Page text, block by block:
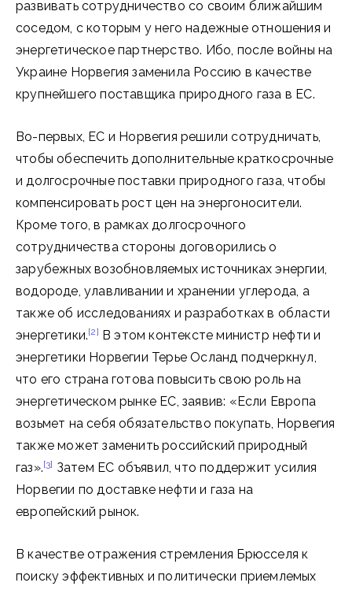
развивать сотрудничество со своим ближайшим
соседом, с которым у него надежные отношения и
энергетическое партнерство. Ибо, после войны на
Украине Норвегия заменила Россию в качестве
крупнейшего поставщика природного газа в ЕС.
Во-первых, ЕС и Норвегия решили сотрудничать,
чтобы обеспечить дополнительные краткосрочные
и долгосрочные поставки природного газа, чтобы
компенсировать рост цен на энергоносители.
Кроме того, в рамках долгосрочного
сотрудничества стороны договорились о
зарубежных возобновляемых источниках энергии,
водороде, улавливании и хранении углерода, а
также об исследованиях и разработках в области
энергетики.[2] В этом контексте министр нефти и
энергетики Норвегии Терье Осланд подчеркнул,
что его страна готова повысить свою роль на
энергетическом рынке ЕС, заявив: «Если Европа
возьмет на себя обязательство покупать, Норвегия
также может заменить российский природный
газ».[3] Затем ЕС объявил, что поддержит усилия
Норвегии по доставке нефти и газа на
европейский рынок.
В качестве отражения стремления Брюсселя к
поиску эффективных и политически приемлемых